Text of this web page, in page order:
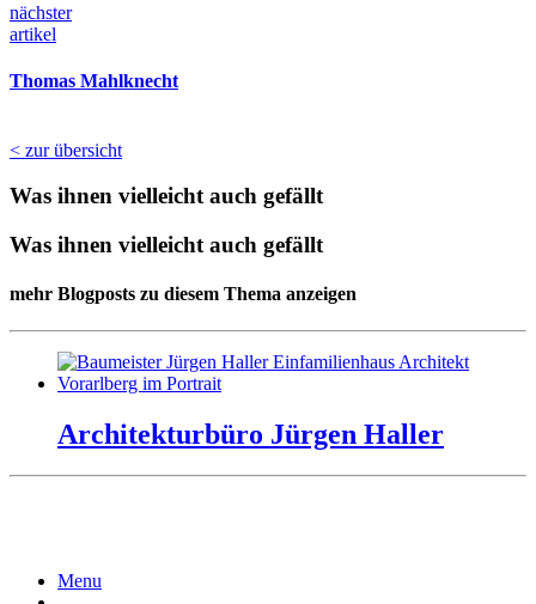
nächster
artikel
Thomas Mahlknecht
< zur übersicht
Was ihnen vielleicht auch gefällt
Was ihnen vielleicht auch gefällt
mehr Blogposts zu diesem Thema anzeigen
Architekturbüro Jürgen Haller
Menu